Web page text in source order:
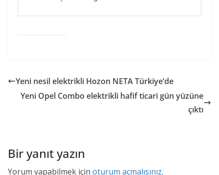
Yeni nesil elektrikli Hozon NETA Türkiye’de
Yeni Opel Combo elektrikli hafif ticari gün yüzüne
çıktı
Bir yanıt yazın
Yorum yapabilmek için oturum açmalısınız.